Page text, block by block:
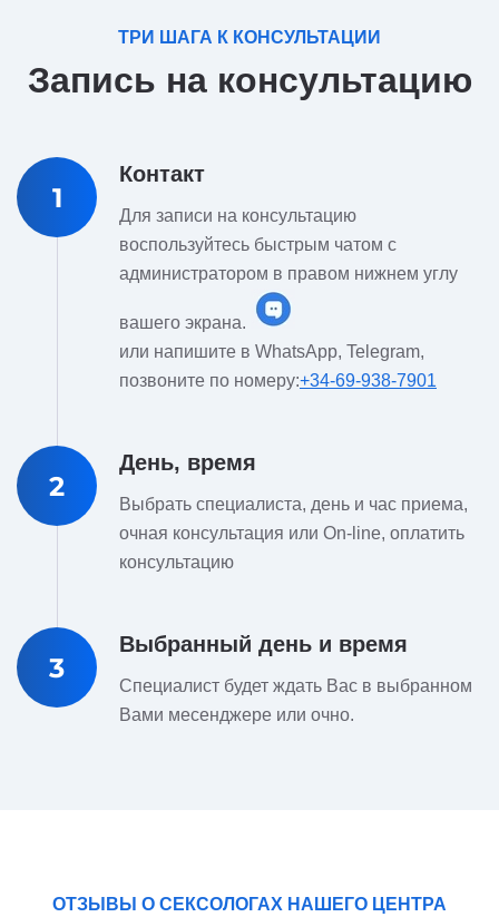
ТРИ ШАГА К КОНСУЛЬТАЦИИ
Запись на консультацию
1
Контакт
Для записи на консультацию
воспользуйтесь быстрым чатом с
администратором в правом нижнем углу
вашего экрана.
или напишите в WhatsApp, Telegram,
позвоните по номеру:+34-69-938-7901
2
День, время
Выбрать специалиста, день и час приема,
очная консультация или On-line, оплатить
консультацию
3
Выбранный день и время
Специалист будет ждать Вас в выбранном
Вами месенджере или очно.
ОТЗЫВЫ О СЕКСОЛОГАХ НАШЕГО ЦЕНТРА